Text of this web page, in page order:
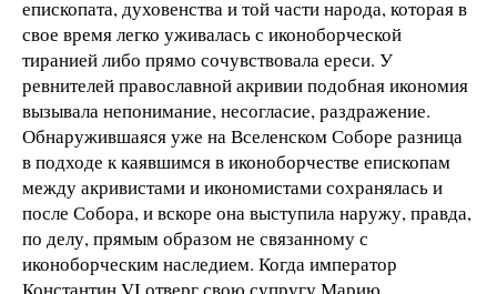
епископата, духовенства и той части народа, которая в
свое время легко уживалась с иконоборческой
тиранией либо прямо сочувствовала ереси. У
ревнителей православной акривии подобная икономия
вызывала непонимание, несогласие, раздражение.
Обнаружившаяся уже на Вселенском Соборе разница
в подходе к каявшимся в иконоборчестве епископам
между акривистами и икономистами сохранялась и
после Собора, и вскоре она выступила наружу, правда,
по делу, прямым образом не связанному с
иконоборческим наследием. Когда император
Константин VI отверг свою супругу Марию